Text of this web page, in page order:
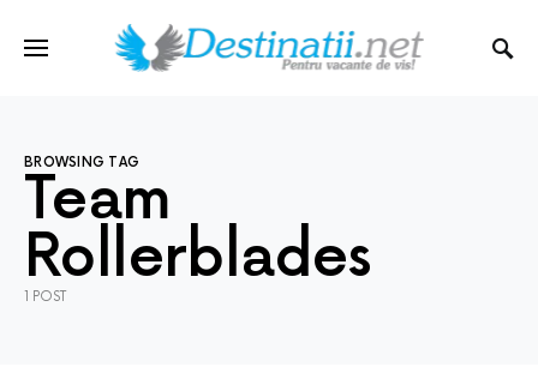
BROWSING TAG
Team
Rollerblades
1 POST